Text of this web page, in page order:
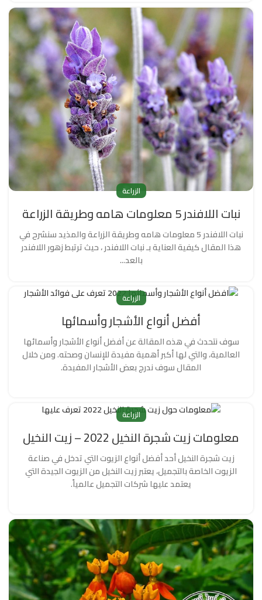
الزراعة
نبات اللافندر 5 معلومات هامه وطريقة الزراعة
نبات اللافندر 5 معلومات هامه وطريقة الزراعة والمذيد سنشرح في
هذا المقال كيفية العناية بـ نبات اللافندر ، حيث ترتبط زهور اللافندر
بالعد...
الزراعة
أفضل أنواع الأشجار وأسمائها
سوف نتحدث في هذه المقالة عن أفضل أنواع الأشجار وأسمائها
العالمية، والتي لها أكبر أهمية مفيدة للإنسان وصحته. ومن خلال
المقال سوف ندرج بعض الأشجار المفيدة.
الزراعة
معلومات زيت شجرة النخيل 2022 – زيت النخيل
زيت شجرة النخيل أحد أفضل أنواع الزيوت التي تدخل في صناعة
الزيوت الخاصة بالتجميل، يعتبر زيت النخيل من الزيوت الجيدة التي
يعتمد عليها شركات التجميل عالمياً.